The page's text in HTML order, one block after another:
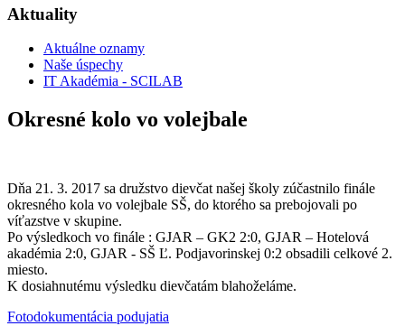
Aktuality
Aktuálne oznamy
Naše úspechy
IT Akadémia - SCILAB
Okresné kolo vo volejbale
Dňa 21. 3. 2017 sa družstvo dievčat našej školy zúčastnilo finále
okresného kola vo volejbale SŠ, do ktorého sa prebojovali po
víťazstve v skupine.
Po výsledkoch vo finále : GJAR – GK2 2:0, GJAR – Hotelová
akadémia 2:0, GJAR - SŠ Ľ. Podjavorinskej 0:2 obsadili celkové 2.
miesto.
K dosiahnutému výsledku dievčatám blahoželáme.
Fotodokumentácia podujatia